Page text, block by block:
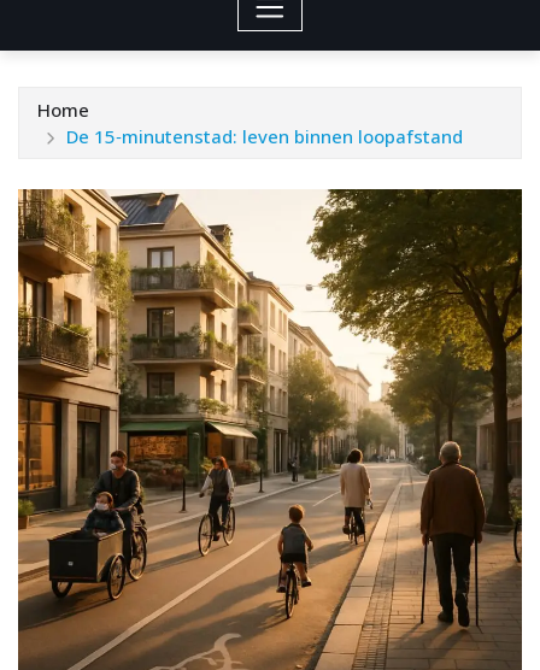
Home
De 15‑minutenstad: leven binnen loopafstand